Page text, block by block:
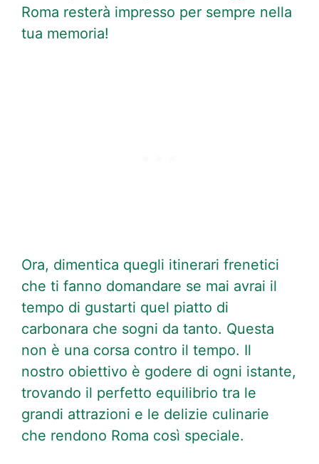
Roma resterà impresso per sempre nella
tua memoria!
Ora, dimentica quegli itinerari frenetici
che ti fanno domandare se mai avrai il
tempo di gustarti quel piatto di
carbonara che sogni da tanto. Questa
non è una corsa contro il tempo. Il
nostro obiettivo è godere di ogni istante,
trovando il perfetto equilibrio tra le
grandi attrazioni e le delizie culinarie
che rendono Roma così speciale.